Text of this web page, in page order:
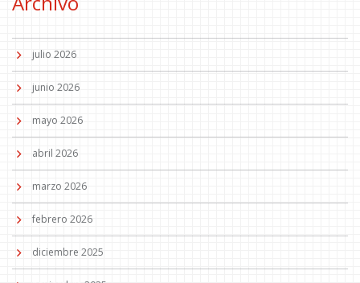
julio 2026
junio 2026
mayo 2026
abril 2026
marzo 2026
febrero 2026
diciembre 2025